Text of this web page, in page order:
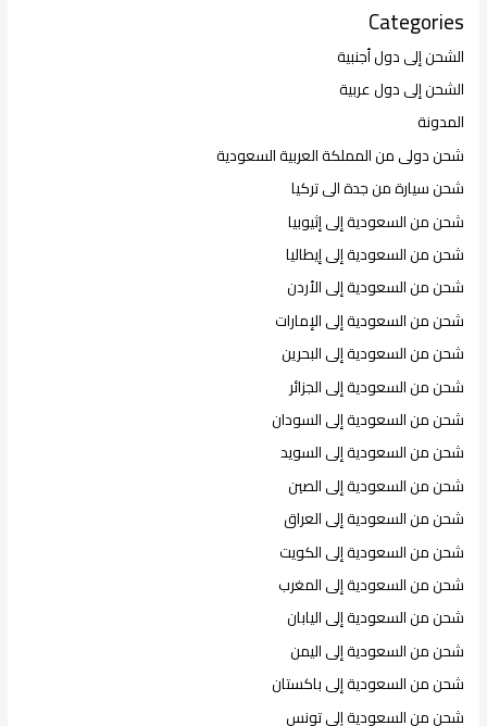
Categories
الشحن إلى دول أجنبية
الشحن إلى دول عربية
المدونة
شحن دولى من المملكة العربية السعودية
شحن سيارة من جدة الى تركيا
شحن من السعودية إلى إثيوبيا
شحن من السعودية إلى إيطاليا
شحن من السعودية إلى الأردن
شحن من السعودية إلى الإمارات
شحن من السعودية إلى البحرين
شحن من السعودية إلى الجزائر
شحن من السعودية إلى السودان
شحن من السعودية إلى السويد
شحن من السعودية إلى الصين
شحن من السعودية إلى العراق
شحن من السعودية إلى الكويت
شحن من السعودية إلى المغرب
شحن من السعودية إلى اليابان
شحن من السعودية إلى اليمن
شحن من السعودية إلى باكستان
شحن من السعودية إلى تونس